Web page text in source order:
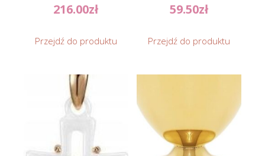
216.00zł
Przejdź do produktu
59.50zł
Przejdź do produktu